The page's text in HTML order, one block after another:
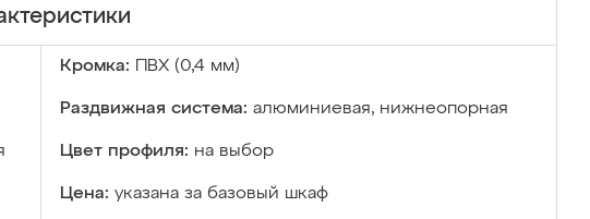
Кромка: ПВХ (0,4 мм)
Раздвижная система: алюминиевая, нижнеопорная
Цвет профиля: на выбор
Цена: указана за базовый шкаф